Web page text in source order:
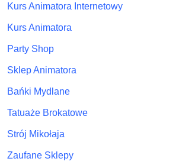
Kurs Animatora Internetowy
Kurs Animatora
Party Shop
Sklep Animatora
Bańki Mydlane
Tatuaże Brokatowe
Strój Mikołaja
Zaufane Sklepy